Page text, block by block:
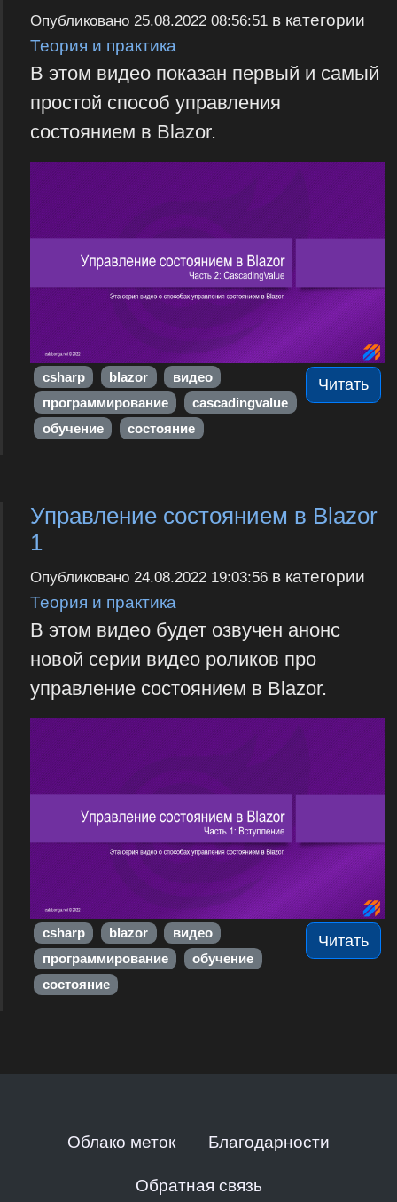
Опубликовано 25.08.2022 08:56:51в категории
Теория и практика
В этом видео показан первый и самый
простой способ управления
состоянием в Blazor.
Читать
csharp blazor
видео
программирование
cascadingvalue
обучение
состояние
Управление состоянием в Blazor
1
Опубликовано 24.08.2022 19:03:56в категории
Теория и практика
В этом видео будет озвучен анонс
новой серии видео роликов про
управление состоянием в Blazor.
Читать
csharp blazor
видео
программирование
обучение
состояние
Облако меток Благодарности
Обратная связь